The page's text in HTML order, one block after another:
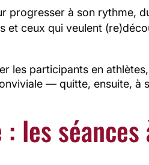
progresser à son rythme,
et ceux qui veulent
les participants en
— quitte, ensuite,
les